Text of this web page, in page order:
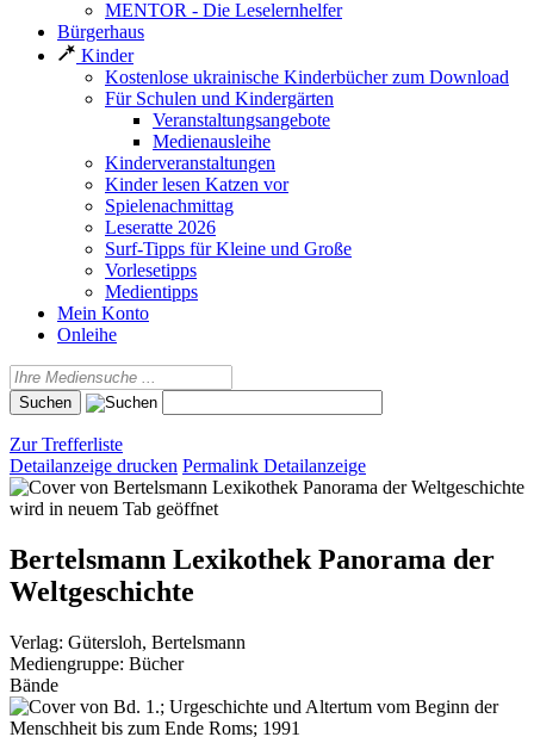
MENTOR - Die Leselernhelfer
Bürgerhaus
Kinder
Kostenlose ukrainische Kinderbücher zum Download
Für Schulen und Kindergärten
Veranstaltungsangebote
Medienausleihe
Kinderveranstaltungen
Kinder lesen Katzen vor
Spielenachmittag
Leseratte 2026
Surf-Tipps für Kleine und Große
Vorlesetipps
Medientipps
Mein Konto
Onleihe
Zur Trefferliste
Detailanzeige drucken Permalink Detailanzeige
wird in neuem Tab geöffnet
Bertelsmann Lexikothek Panorama der
Weltgeschichte
Verlag: Gütersloh, Bertelsmann
Mediengruppe: Bücher
Bände